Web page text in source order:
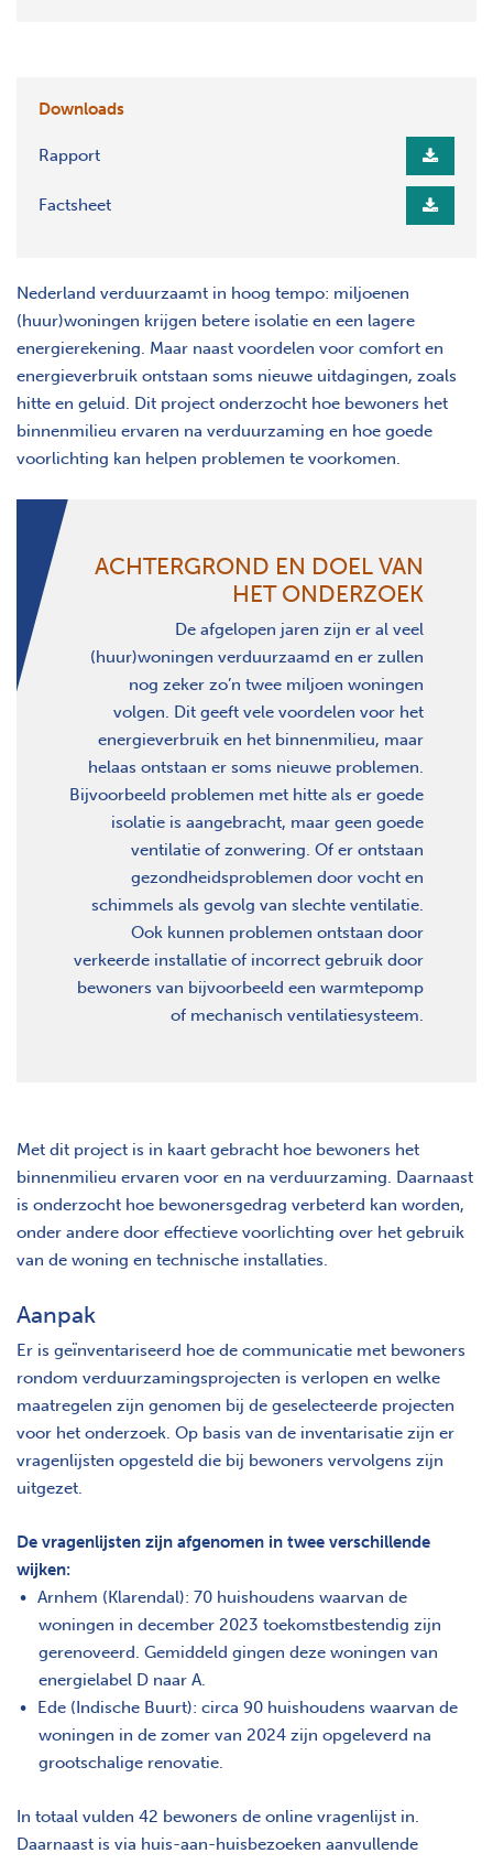
Downloads
Rapport
Factsheet
Nederland verduurzaamt in hoog tempo: miljoenen
(huur)woningen krijgen betere isolatie en een lagere
energierekening. Maar naast voordelen voor comfort en
energieverbruik ontstaan soms nieuwe uitdagingen, zoals
hitte en geluid. Dit project onderzocht hoe bewoners het
binnenmilieu ervaren na verduurzaming en hoe goede
voorlichting kan helpen problemen te voorkomen.
ACHTERGROND EN DOEL VAN
HET ONDERZOEK
De afgelopen jaren zijn er al veel
(huur)woningen verduurzaamd en er zullen
nog zeker zo’n twee miljoen woningen
volgen. Dit geeft vele voordelen voor het
energieverbruik en het binnenmilieu, maar
helaas ontstaan er soms nieuwe problemen.
Bijvoorbeeld problemen met hitte als er goede
isolatie is aangebracht, maar geen goede
ventilatie of zonwering. Of er ontstaan
gezondheidsproblemen door vocht en
schimmels als gevolg van slechte ventilatie.
Ook kunnen problemen ontstaan door
verkeerde installatie of incorrect gebruik door
bewoners van bijvoorbeeld een warmtepomp
of mechanisch ventilatiesysteem.
Met dit project is in kaart gebracht hoe bewoners het
binnenmilieu ervaren voor en na verduurzaming. Daarnaast
is onderzocht hoe bewonersgedrag verbeterd kan worden,
onder andere door effectieve voorlichting over het gebruik
van de woning en technische installaties.
Aanpak
Er is geïnventariseerd hoe de communicatie met bewoners
rondom verduurzamingsprojecten is verlopen en welke
maatregelen zijn genomen bij de geselecteerde projecten
voor het onderzoek. Op basis van de inventarisatie zijn er
vragenlijsten opgesteld die bij bewoners vervolgens zijn
uitgezet.
De vragenlijsten zijn afgenomen in twee verschillende
wijken:
Arnhem (Klarendal): 70 huishoudens waarvan de
woningen in december 2023 toekomstbestendig zijn
gerenoveerd. Gemiddeld gingen deze woningen van
energielabel D naar A.
Ede (Indische Buurt): circa 90 huishoudens waarvan de
woningen in de zomer van 2024 zijn opgeleverd na
grootschalige renovatie.
In totaal vulden 42 bewoners de online vragenlijst in.
Daarnaast is via huis-aan-huisbezoeken aanvullende